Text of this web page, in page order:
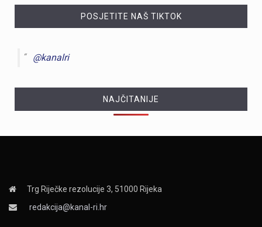
POSJETITE NAŠ TIKTOK
@kanalri
NAJČITANIJE
Trg Riječke rezolucije 3, 51000 Rijeka
redakcija@kanal-ri.hr